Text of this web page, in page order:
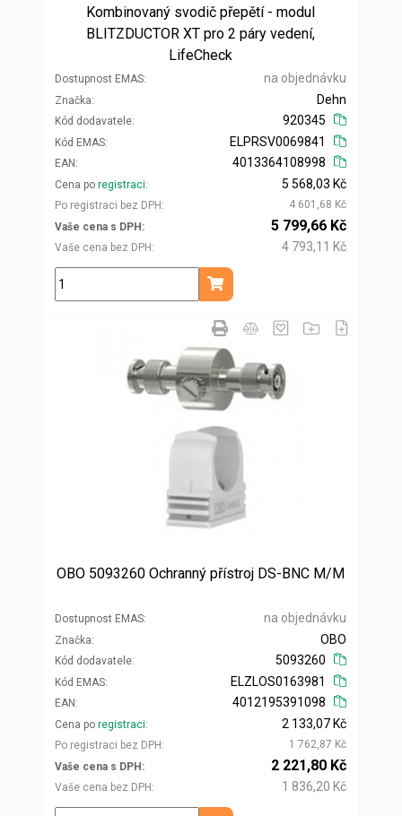
Kombinovaný svodič přepětí - modul
BLITZDUCTOR XT pro 2 páry vedení,
LifeCheck
Dostupnost EMAS na objednávku
Značka
Kód dodavatele
Dehn
920345
Kód EMAS
EAN
ELPRSV0069841
4013364108998
Cena po registraci
Po registraci bez DPH
5 568,03 Kč
4 601,68 Kč
Vaše cena s DPH
Vaše cena bez DPH
5 799,66 Kč
4 793,11 Kč
ks
Přidat do košíku
OBO 5093260 Ochranný přístroj DS-BNC M/M
Dostupnost EMAS na objednávku
Značka
Kód dodavatele
OBO
5093260
Kód EMAS
EAN
ELZLOS0163981
4012195391098
Cena po registraci
Po registraci bez DPH
2 133,07 Kč
1 762,87 Kč
Vaše cena s DPH
Vaše cena bez DPH
2 221,80 Kč
1 836,20 Kč